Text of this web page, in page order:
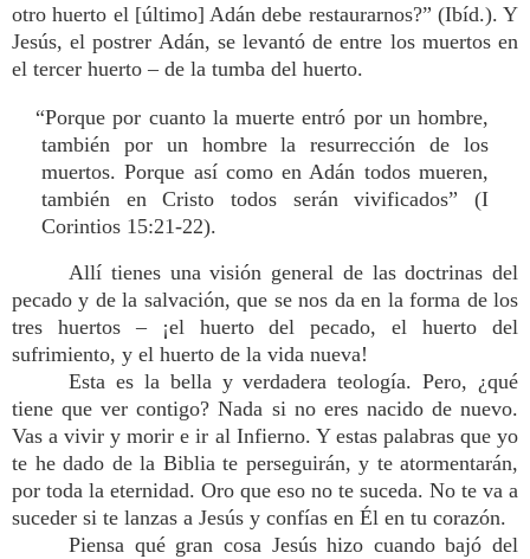
otro huerto el [último] Adán debe restaurarnos?” (Ibíd.). Y
Jesús, el postrer Adán, se levantó de entre los muertos en
el tercer huerto – de la tumba del huerto.
“Porque por cuanto la muerte entró por un hombre,
también por un hombre la resurrección de los
muertos. Porque así como en Adán todos mueren,
también en Cristo todos serán vivificados” (I
Corintios 15:21-22).
Allí tienes una visión general de las doctrinas del
pecado y de la salvación, que se nos da en la forma de los
tres huertos – ¡el huerto del pecado, el huerto del
sufrimiento, y el huerto de la vida nueva!
Esta es la bella y verdadera teología. Pero, ¿qué
tiene que ver contigo? Nada si no eres nacido de nuevo.
Vas a vivir y morir e ir al Infierno. Y estas palabras que yo
te he dado de la Biblia te perseguirán, y te atormentarán,
por toda la eternidad. Oro que eso no te suceda. No te va a
suceder si te lanzas a Jesús y confías en Él en tu corazón.
Piensa qué gran cosa Jesús hizo cuando bajó del